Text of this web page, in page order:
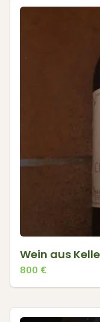
Wein aus
800 €